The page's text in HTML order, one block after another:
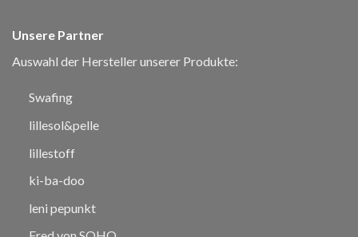
Unsere Partner
Auswahl der Hersteller unserer Produkte:
Swafing
lillesol&pelle
lillestoff
ki-ba-doo
leni pepunkt